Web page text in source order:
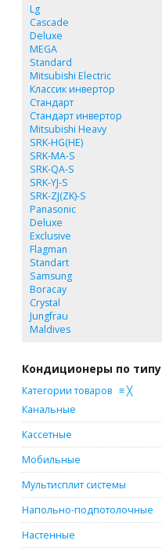
Lg
Cascade
Deluxe
MEGA
Standard
Mitsubishi Electric
Классик инвертор
Стандарт
Стандарт инвертор
Mitsubishi Heavy
SRK-HG(HE)
SRK-MA-S
SRK-QA-S
SRK-YJ-S
SRK-ZJ(ZK)-S
Panasonic
Deluxe
Exclusive
Flagman
Standart
Samsung
Boracay
Crystal
Jungfrau
Maldives
Кондиционеры по типу
Категории товаров ≡╳
Канальные
Кассетные
Мобильные
Мультисплит системы
Напольно-подпотолочные
Настенные